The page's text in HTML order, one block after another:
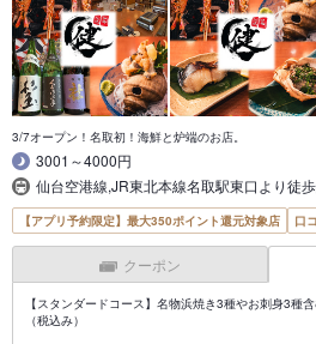
3/7オープン！名取初！海鮮と炉端のお店。
3001～4000円
仙台空港線,JR東北本線名取駅東口より徒
【アプリ予約限定】最大350ポイント還元対象店 口
クーポン
【スタンダードコース】名物浜焼き3種やお刺身3
（税込み）